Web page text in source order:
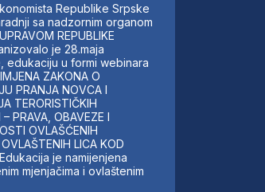
Republike Srpske
sa nadzornim organom
REPUBLIKE
je 28.maja
edukaciju u formi webinara
ZAKONA O
PRANJA NOVCA I
TERORISTIČKIH
PRAVA, OBAVEZE I
OVLAŠĆENIH
LICA KOD
je namijenjena
mjenjačima i ovlaštenim